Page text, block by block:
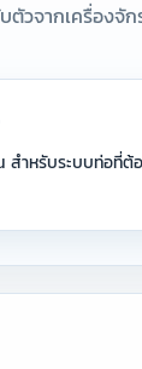
วจากเครื่องจั
สำหรับระบบท่อที่ต้